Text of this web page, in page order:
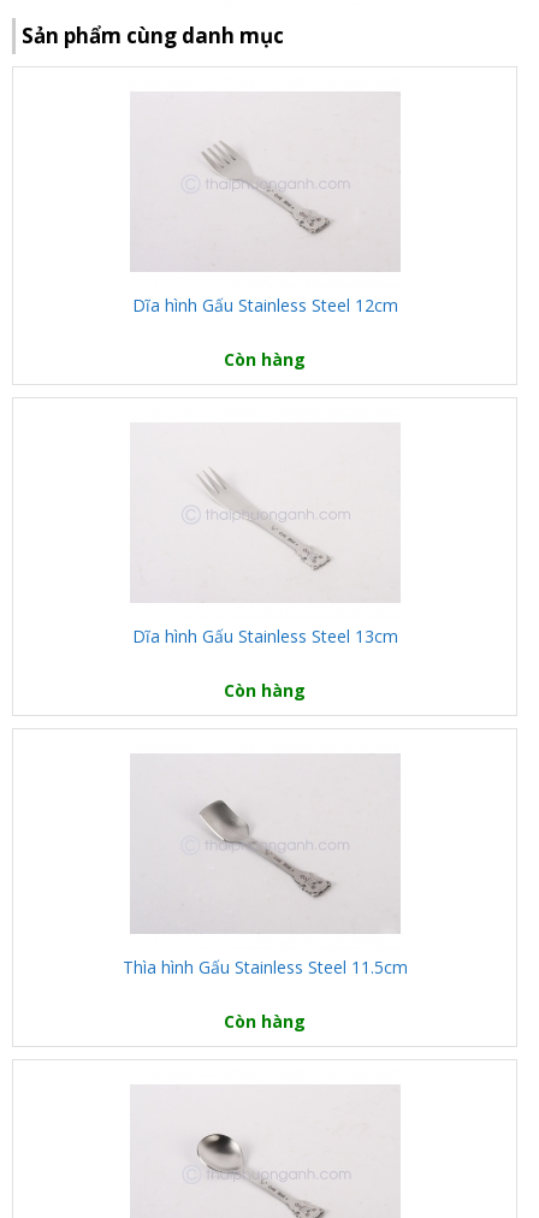
Sản phẩm cùng danh mục
Dĩa hình Gấu Stainless Steel 12cm
Còn hàng
Dĩa hình Gấu Stainless Steel 13cm
Còn hàng
Thìa hình Gấu Stainless Steel 11.5cm
Còn hàng